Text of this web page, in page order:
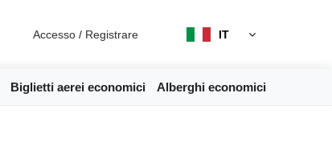
Accesso / Registrare IT
Biglietti aerei economici Alberghi economici